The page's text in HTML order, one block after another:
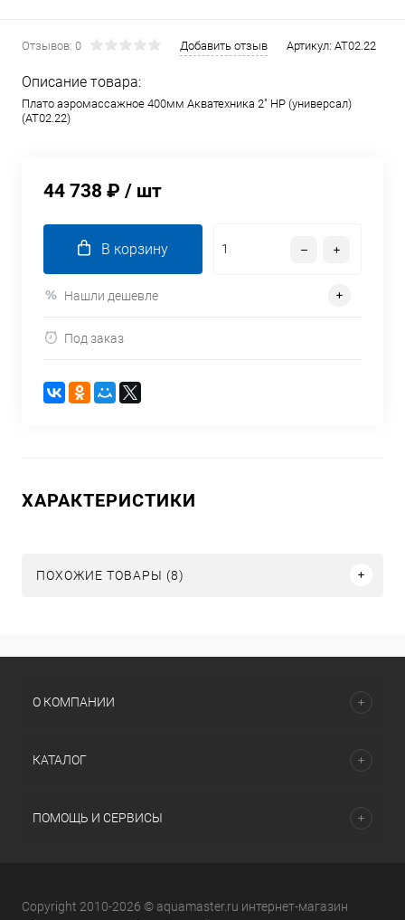
Отзывов: 0 Добавить отзыв Артикул: AT02.22
Описание товара:
Плато аэромассажное 400мм Акватехника 2" НР (универсал)
(AT02.22)
44 738 ₽ / шт
В корзину
Нашли дешевле
Под заказ
ХАРАКТЕРИСТИКИ
ПОХОЖИЕ ТОВАРЫ (8)
О КОМПАНИИ
КАТАЛОГ
ПОМОЩЬ И СЕРВИСЫ
Copyright 2010-2026 © aquamaster.ru интернет-магазин